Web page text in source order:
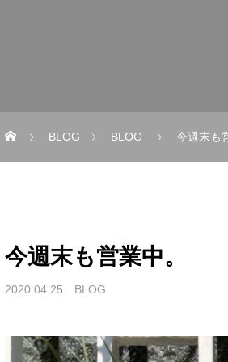
BLOG BLOG 今週末も
今週末も営業中。
2020.04.25 BLOG